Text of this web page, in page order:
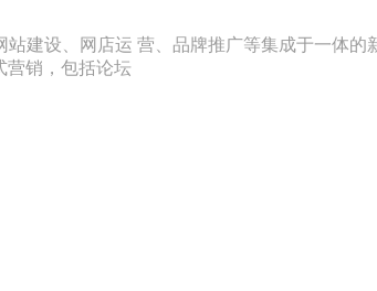
建设、网店运 营、品牌推广等集成于一体
营销，包括论坛